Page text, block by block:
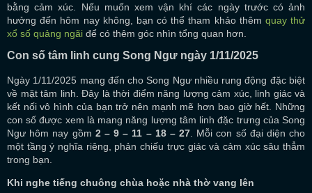
bằng cảm xúc. Nếu muốn xem vận khí các ngày trước có ảnh
hưởng đến hôm nay không, bạn có thể tham khảo thêm quay thử
xổ số quảng ngãi để có thêm góc nhìn tổng quan hơn.
Con số tâm linh cung Song Ngư ngày 1/11/2025
Ngày 1/11/2025 mang đến cho Song Ngư nhiều rung động đặc biệt
về mặt tâm linh. Đây là thời điểm năng lượng cảm xúc, linh giác và
kết nối vô hình của bạn trở nên mạnh mẽ hơn bao giờ hết. Những
con số được xem là mang năng lượng tâm linh đặc trưng của Song
Ngư hôm nay gồm 2 – 9 – 11 – 18 – 27 . Mỗi con số đại diện cho
một tầng ý nghĩa riêng, phản chiếu trực giác và cảm xúc sâu thẳm
trong bạn.
Khi nghe tiếng chuông chùa hoặc nhà thờ vang lên